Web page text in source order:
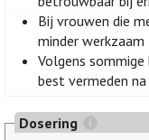
Bij vrouwen die
minder werkzaam
Volgens
best vermeden
Dosering